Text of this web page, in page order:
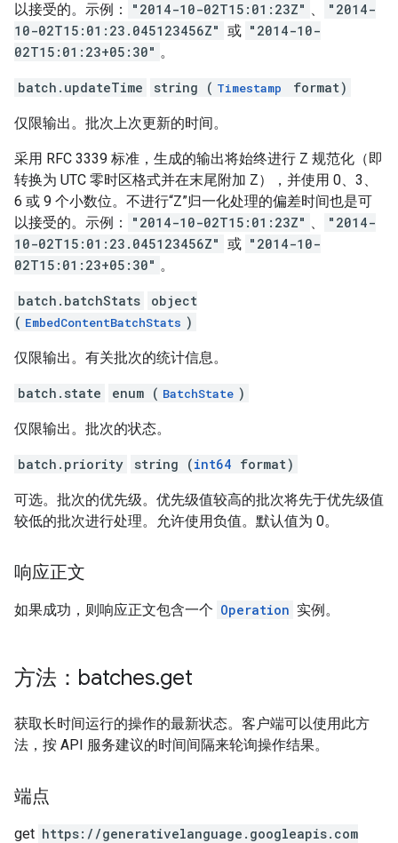
以接受的。示例：
"2014-10-02T15:01:23Z" 、
"2014-
10-02T15:01:23.045123456Z" 或 "2014-10-
02T15:01:23+05:30" 。
batch.updateTime string ( Timestamp format)
仅限输出。批次上次更新的时间。
采用 RFC 3339 标准，生成的输出将始终进行 Z 规范化（即
转换为 UTC 零时区格式并在末尾附加 Z），并使用 0、3、
6 或 9 个小数位。不进行“Z”归一化处理的偏差时间也是可
以接受的。示例：
"2014-10-02T15:01:23Z" 、
"2014-
10-02T15:01:23.045123456Z" 或 "2014-10-
02T15:01:23+05:30" 。
batch.batchStats
object
( EmbedContentBatchStats )
仅限输出。有关批次的统计信息。
batch.state enum ( BatchState )
仅限输出。批次的状态。
batch.priority string (int64 format)
可选。批次的优先级。优先级值较高的批次将先于优先级值
较低的批次进行处理。允许使用负值。默认值为 0。
响应正文
如果成功，则响应正文包含一个 Operation 实例。
方法：batches.get
获取长时间运行的操作的最新状态。客户端可以使用此方
法，按 API 服务建议的时间间隔来轮询操作结果。
端点
get https: / /generativelanguage.googleapis.com